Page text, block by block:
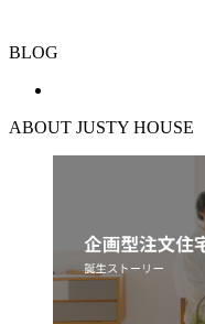
BLOG
ABOUT JUSTY HOUSE